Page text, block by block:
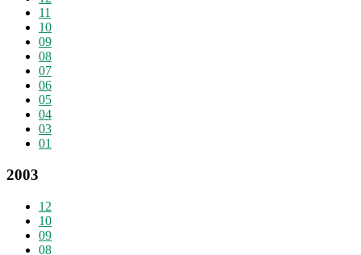
11
10
09
08
07
06
05
04
03
01
2003
12
10
09
08